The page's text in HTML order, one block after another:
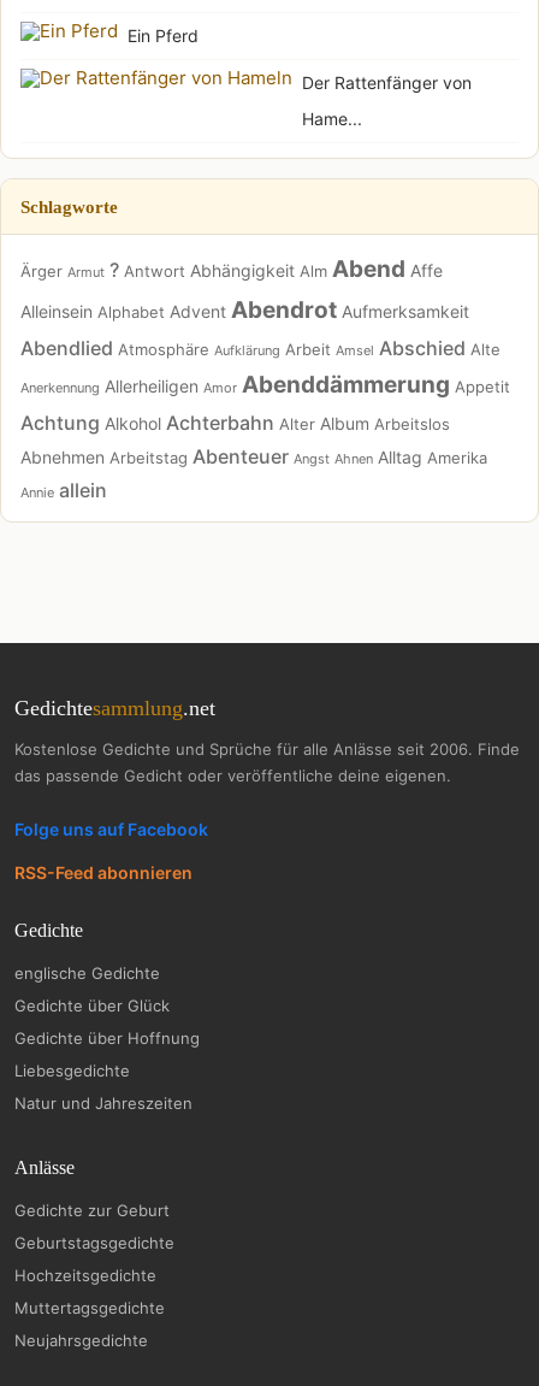
Ein Pferd
Der Rattenfänger von
Hame...
Schlagworte
Ärger Armut ? Antwort Abhängigkeit Alm Abend Affe
Alleinsein Alphabet Advent Abendrot Aufmerksamkeit
Abendlied Atmosphäre Aufklärung Arbeit Amsel Abschied Alte
Anerkennung Allerheiligen Amor Abenddämmerung Appetit
Achtung Alkohol Achterbahn Alter Album Arbeitslos
Abnehmen Arbeitstag Abenteuer Angst Ahnen Alltag Amerika
Annie allein
Gedichtesammlung.net
Kostenlose Gedichte und Sprüche für alle Anlässe seit 2006. Finde
das passende Gedicht oder veröffentliche deine eigenen.
Folge uns auf Facebook
RSS-Feed abonnieren
Gedichte
englische Gedichte
Gedichte über Glück
Gedichte über Hoffnung
Liebesgedichte
Natur und Jahreszeiten
Anlässe
Gedichte zur Geburt
Geburtstagsgedichte
Hochzeitsgedichte
Muttertagsgedichte
Neujahrsgedichte